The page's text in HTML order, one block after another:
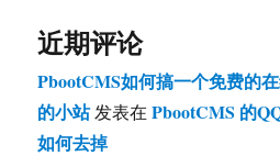
近期评论
PbootCMS如何搞一个免费的
的小站发表在PbootCMS 的
如何去掉